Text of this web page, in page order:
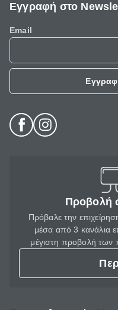
Εγγραφή στο
Email
Προβολή
Πρόβαλε την
μέσα από 3 κανάλια
μέγιστη προβολή των